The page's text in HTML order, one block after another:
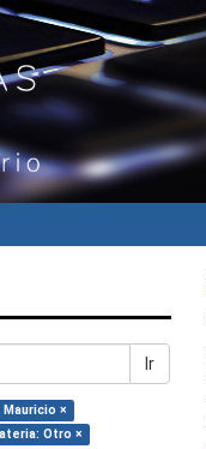
Ir
×
Otro ×